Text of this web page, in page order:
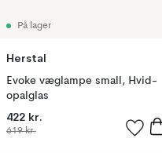
På lager
Herstal
Evoke væglampe small, Hvid-
opalglas
422 kr.
619 kr.